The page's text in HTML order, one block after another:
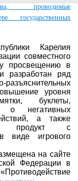
проводимые
государственных
Карелия
совместного
просвещению в
разработан ряд
уровня
буклеты,
о негативных
а также
продукт с
виде игрового
на сайте
Федерации в